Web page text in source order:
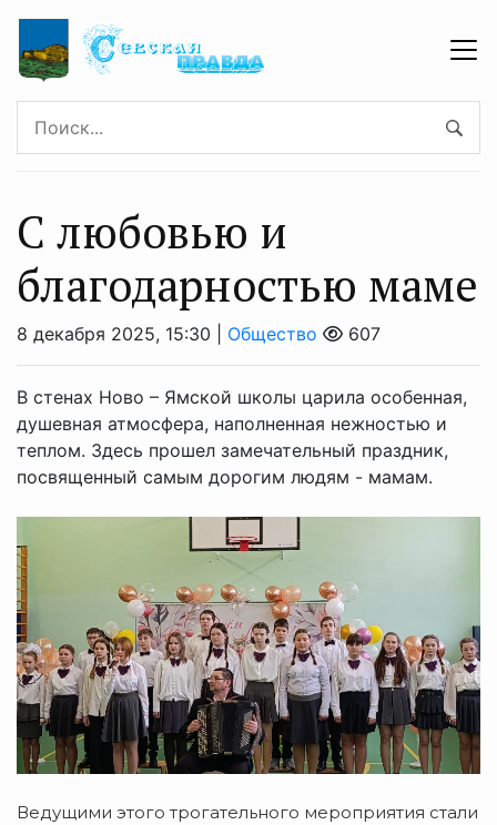
С любовью и
благодарностью маме
8 декабря 2025, 15:30 | Общество 607
В стенах Ново – Ямской школы царила особенная,
душевная атмосфера, наполненная нежностью и
теплом. Здесь прошел замечательный праздник,
посвященный самым дорогим людям - мамам.
Ведущими этого трогательного мероприятия стали